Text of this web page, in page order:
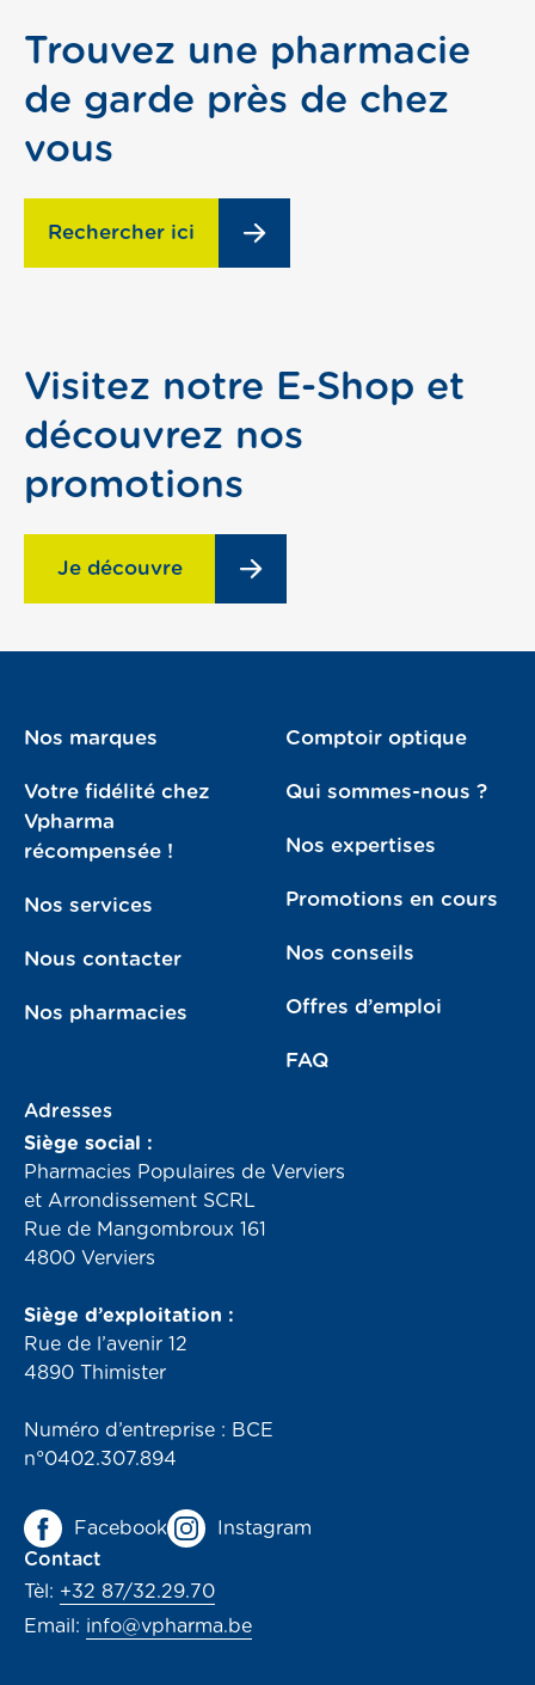
Trouvez une pharmacie
de garde près de chez
vous
Rechercher ici
Visitez notre E-Shop et
découvrez nos
promotions
Je découvre
Nos marques
Votre fidélité chez
Vpharma
récompensée !
Nos services
Nous contacter
Nos pharmacies
Comptoir optique
Qui sommes-nous ?
Nos expertises
Promotions en cours
Nos conseils
Offres d’emploi
FAQ
Adresses
Siège social :
Pharmacies Populaires de Verviers
et Arrondissement SCRL
Rue de Mangombroux 161
4800 Verviers
Siège d’exploitation :
Rue de l’avenir 12
4890 Thimister
Numéro d’entreprise : BCE
n°0402.307.894
Facebook
Instagram
Contact
Tèl: +32 87/32.29.70
Email: info@vpharma.be